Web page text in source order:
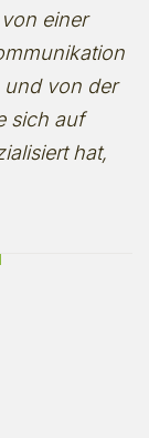
einer
und von der
sich auf
hat,